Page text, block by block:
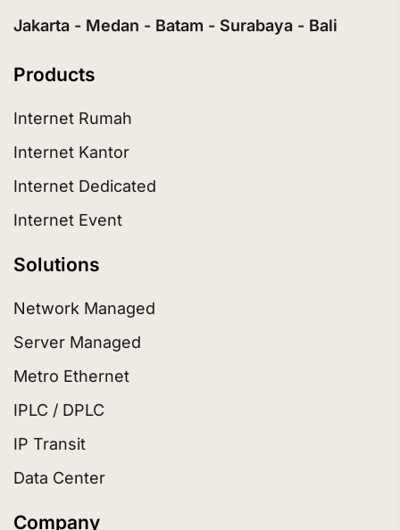
Jakarta - Medan - Batam - Surabaya - Bali
Products
Internet Rumah
Internet Kantor
Internet Dedicated
Internet Event
Solutions
Network Managed
Server Managed
Metro Ethernet
IPLC / DPLC
IP Transit
Data Center
Company